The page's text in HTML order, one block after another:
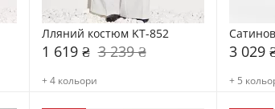
Лляний костюм KT-852
1 619 ₴ 3 239 ₴
+ 4 кольори
3 029
+ 5